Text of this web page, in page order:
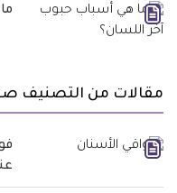
مقالات من التصنيف